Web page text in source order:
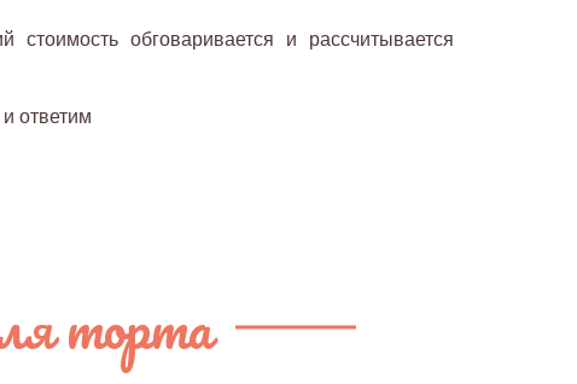
обговаривается и рассчитывается
ответим
торта